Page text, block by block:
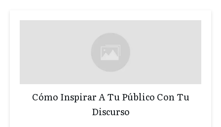
Cómo Inspirar A Tu Público Con Tu
Discurso